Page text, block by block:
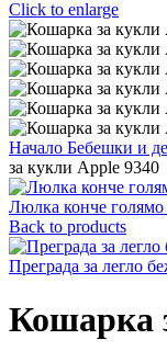
Click to enlarge
Начало Бебешки и
за кукли Apple 9340
Люлка конче голямо
Back to products
Преграда за легло
Кошарка